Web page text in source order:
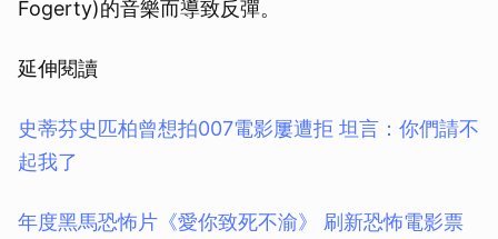
Fogerty)的音樂而導致反彈。
延伸閱讀
史蒂芬史匹柏曾想拍007電影屢遭拒 坦言：你們請不
起我了
年度黑馬恐怖片《愛你致死不渝》 刷新恐怖電影票